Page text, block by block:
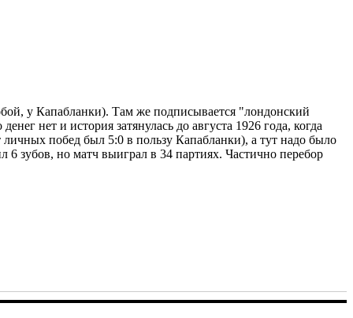
у Капабланки). Там же подписывается "лондонский
нет и история затянулась до августа 1926 года, когда
побед был 5:0 в пользу Капабланки), а тут надо было
зубов, но матч выиграл в 34 партиях. Частично перебор